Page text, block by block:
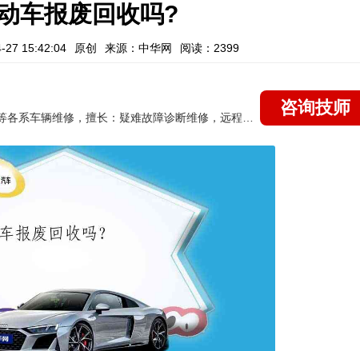
车报废回收吗?
27 15:42:04 原创 来源：中华网 阅读：2399
咨询技师